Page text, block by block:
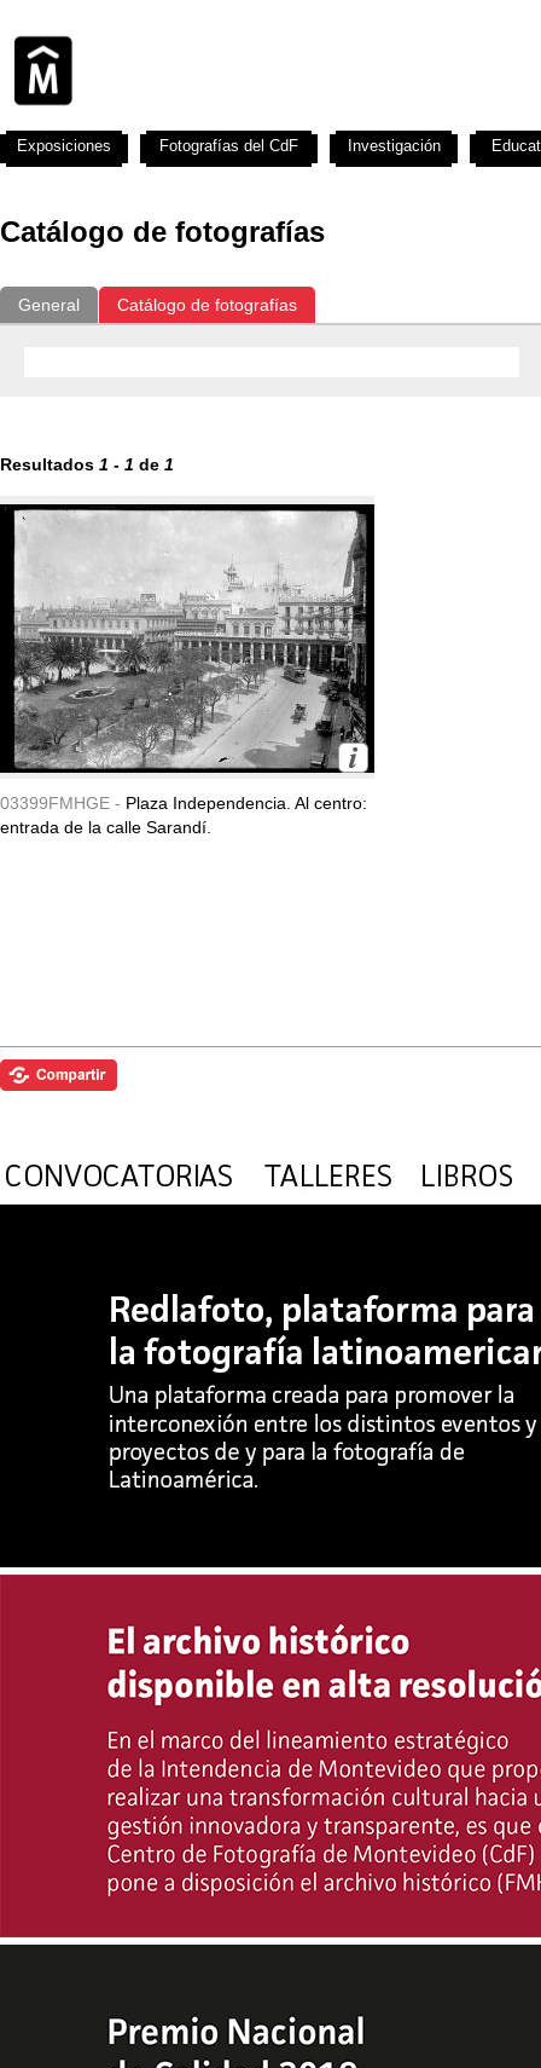
Catálogo de fotografías
General Catálogo de fotografías
Resultados 1 - 1 de 1
03399FMHGE - Plaza Independencia. Al centro:
entrada de la calle Sarandí.
Exposiciones Fotografías del CdF Investigación